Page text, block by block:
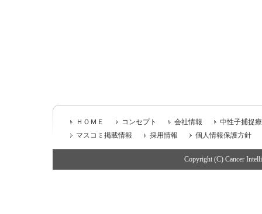
ＨＯＭＥ コンセプト 会社情報
中性子捕捉
マスコミ掲載情報
採用情報 個人情報保護方針
Copyright (C) Cancer